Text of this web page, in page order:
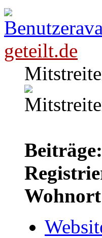
geteilt.de
Beiträge: